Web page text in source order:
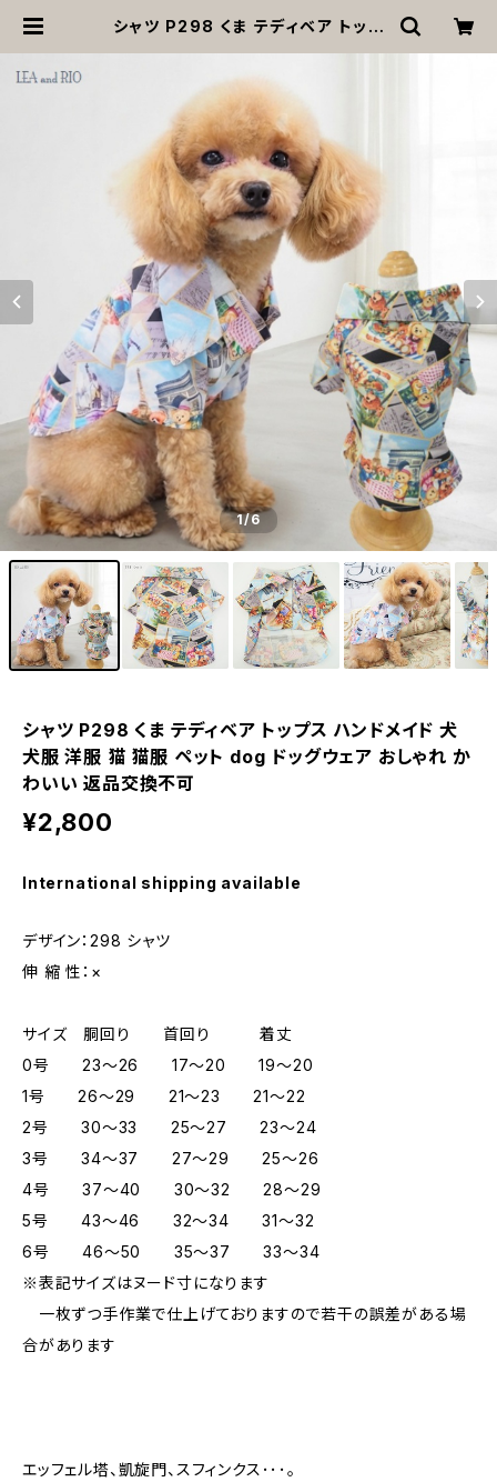
シャツ P298 くま テディベア トップ
わいい 返品交換不可 | MOANA
1/6
シャツ P298 くま テディベア トップス ハンドメイド 犬
犬服 洋服 猫 猫服 ペット dog ドッグウェア おしゃれ か
わいい 返品交換不可
¥2,800
International shipping available
デザイン：298 シャツ
伸 縮 性：×
サイズ 胴回り 首回り 着丈
0号 23～26 17～20 19～20
1号 26～29 21～23 21～22
2号 30～33 25～27 23～24
3号 34～37 27～29 25～26
4号 37～40 30～32 28～29
5号 43～46 32～34 31～32
6号 46～50 35～37 33～34
※表記サイズはヌード寸になります
一枚ずつ手作業で仕上げておりますので若干の誤差がある場
合があります
エッフェル塔、凱旋門、スフィンクス･･･。